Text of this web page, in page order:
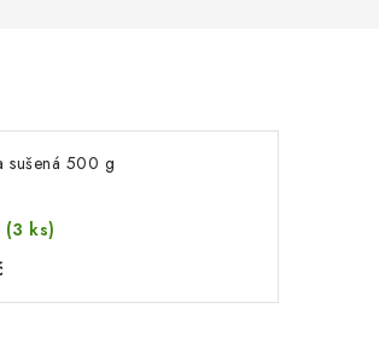
sušená 500 g
(3 ks)